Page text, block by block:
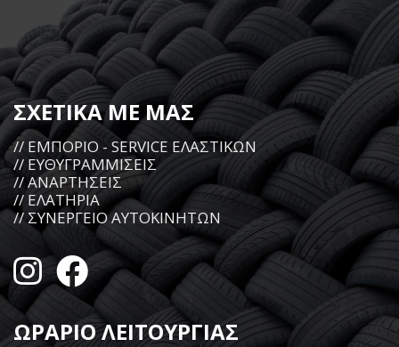
ΣΧΕΤΙΚΑ ΜΕ ΜΑΣ
// ΕΜΠΟΡΙΟ - SERVICE ΕΛΑΣΤΙΚΩΝ
// ΕΥΘΥΓΡΑΜΜΙΣΕΙΣ
// ΑΝΑΡΤΗΣΕΙΣ
// ΕΛΑΤΗΡΙΑ
// ΣΥΝΕΡΓΕΙΟ ΑΥΤΟΚΙΝΗΤΩΝ
ΩΡΑΡΙΟ ΛΕΙΤΟΥΡΓΙΑΣ